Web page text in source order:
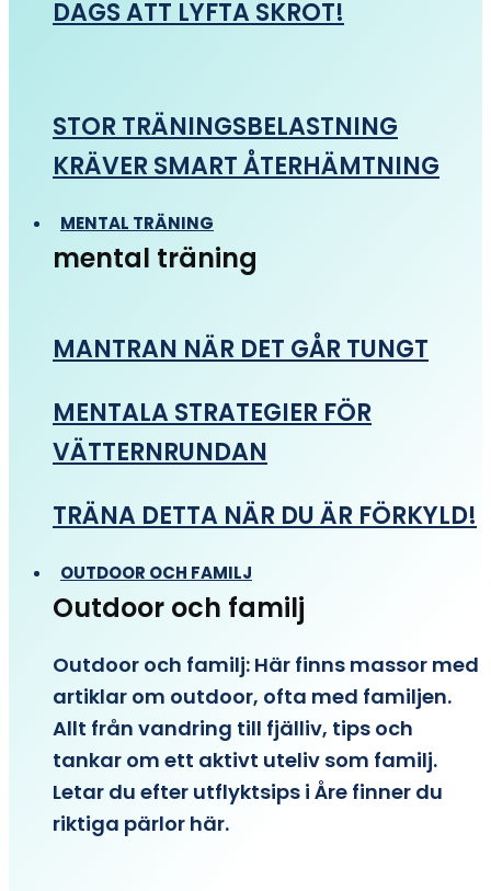
DAGS ATT LYFTA SKROT!
STOR TRÄNINGSBELASTNING
KRÄVER SMART ÅTERHÄMTNING
MENTAL TRÄNING
mental träning
MANTRAN NÄR DET GÅR TUNGT
MENTALA STRATEGIER FÖR
VÄTTERNRUNDAN
TRÄNA DETTA NÄR DU ÄR FÖRKYLD!
OUTDOOR OCH FAMILJ
Outdoor och familj
Outdoor och familj: Här finns massor med
artiklar om outdoor, ofta med familjen.
Allt från vandring till fjälliv, tips och
tankar om ett aktivt uteliv som familj.
Letar du efter utflyktsips i Åre finner du
riktiga pärlor här.